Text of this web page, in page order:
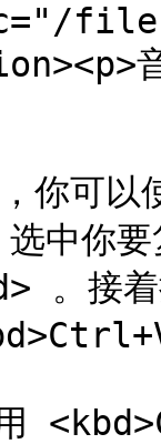
files/
你可以
你要
接着
用